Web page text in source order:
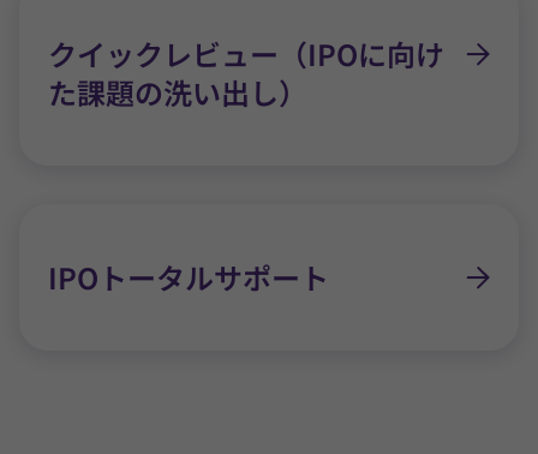
クイックレビュー（IPOに向け
た課題の洗い出し）
IPOトータルサポート